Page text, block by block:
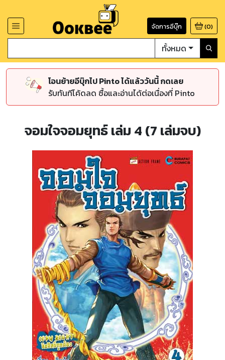
จัดการอีบุ๊ก (0)
ทั้งหมด
โอนย้ายอีบุ๊กไป Pinto ได้แล้ววันนี้ กดเลย
รับทันทีโค้ดลด ซื้อและอ่านได้ต่อเนื่องที่ Pinto
จอมใจจอมยุทธ์ เล่ม 4 (7 เล่มจบ)